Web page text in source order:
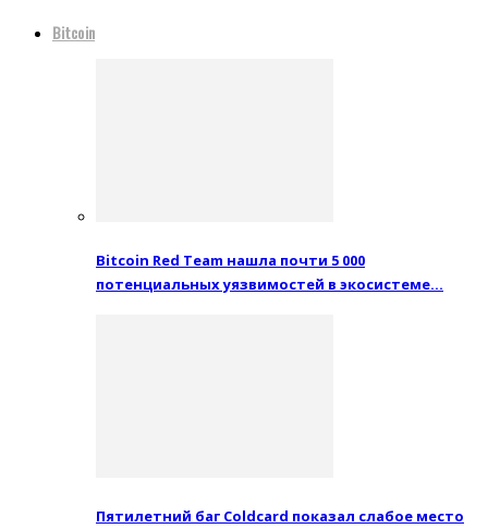
Bitcoin
Bitcoin Red Team нашла почти 5 000
потенциальных уязвимостей в экосистеме…
Пятилетний баг Coldcard показал слабое место